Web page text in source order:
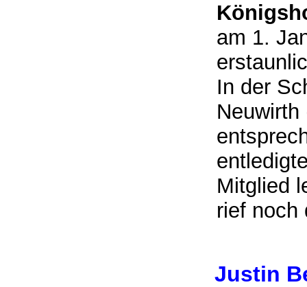
am 1.
In der
Neuwirth
Mitglied
rief noch
Justin